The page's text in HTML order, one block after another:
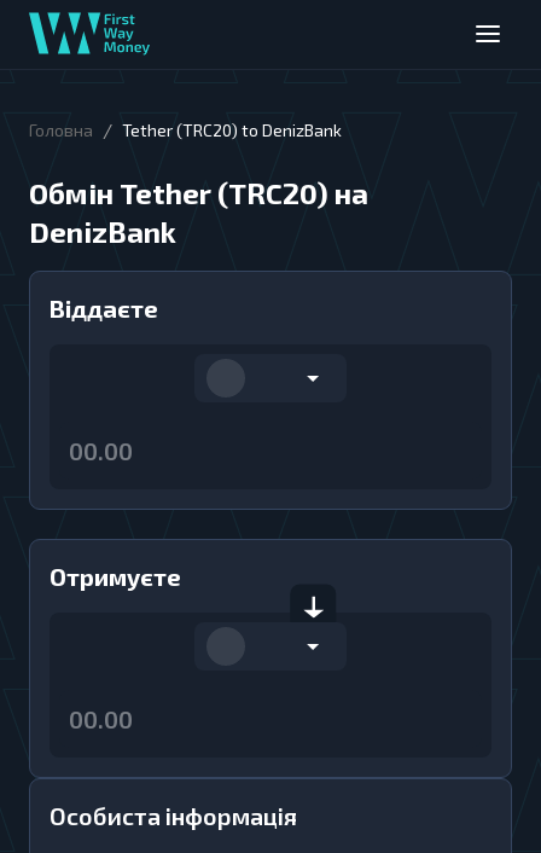
Головна / Tether (TRC20) to DenizBank
Обмін Tether (TRC20) на
DenizBank
Особиста інформація
Віддаєте
Отримуєте